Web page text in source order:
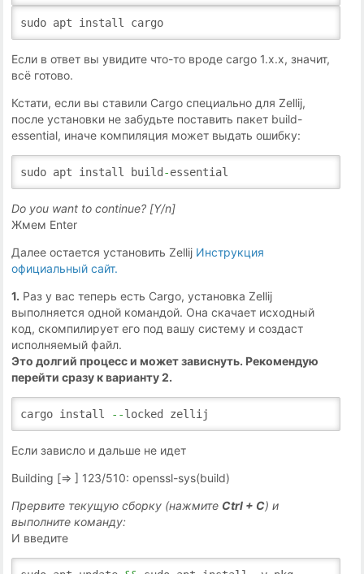
sudo apt install cargo
Если в ответ вы увидите что-то вроде cargo 1.x.x, значит,
всё готово.
Кстати, если вы ставили Cargo специально для Zellij,
после установки не забудьте поставить пакет build-
essential, иначе компиляция может выдать ошибку:
sudo apt install build -essential
Do you want to continue? [Y/n]
Жмем Enter
Далее остается установить Zellij Инструкция
официальный сайт.
1. Раз у вас теперь есть Cargo, установка Zellij
выполняется одной командой. Она скачает исходный
код, скомпилирует его под вашу систему и создаст
исполняемый файл.
Это долгий процесс и может зависнуть. Рекомендую
перейти сразу к варианту 2.
cargo install --locked zellij
Если зависло и дальше не идет
Building [=> ] 123/510: openssl-sys(build)
Прервите текущую сборку (нажмите Ctrl + C) и
выполните команду:
И введите